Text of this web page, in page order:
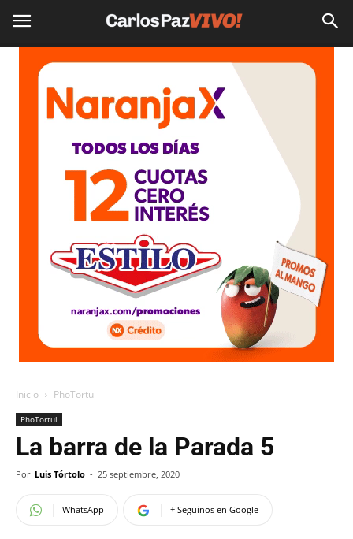
Inicio PhoTortul
PhoTortul
La barra de la Parada 5
Por Luis Tórtolo - 25 septiembre, 2020
WhatsApp + Seguinos en Google